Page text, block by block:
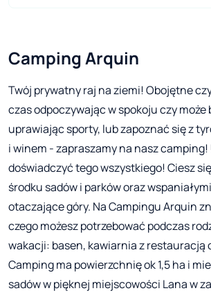
Camping Arquin
Twój prywatny raj na ziemi! Obojętne
czas odpoczywając w spokoju czy
uprawiając sporty, lub zapoznać się z
i winem - zapraszamy na nasz camping!
doświadczyć tego wszystkiego! Ciesz
środku sadów i parków oraz
otaczające góry. Na Campingu Arquin
czego możesz potrzebować podczas
wakacji: basen, kawiarnia z restauracją
Camping ma powierzchnię ok 1,5 ha i
sadów w pięknej miejscowości Lana w